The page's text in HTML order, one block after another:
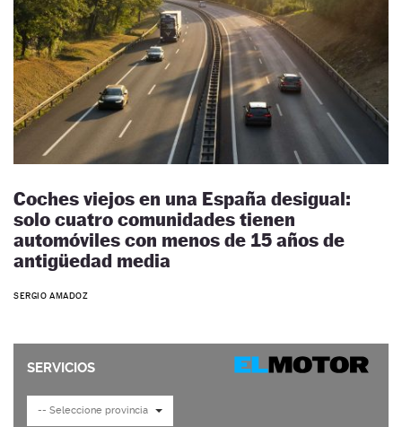
Coches viejos en una España desigual:
solo cuatro comunidades tienen
automóviles con menos de 15 años de
antigüedad media
SERGIO AMADOZ